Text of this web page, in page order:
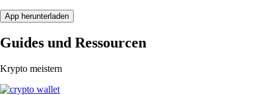
App herunterladen
Guides und Ressourcen
Krypto meistern